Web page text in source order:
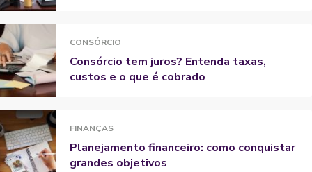
CONSÓRCIO
Consórcio tem juros? Entenda taxas,
custos e o que é cobrado
FINANÇAS
Planejamento financeiro: como conquistar
grandes objetivos